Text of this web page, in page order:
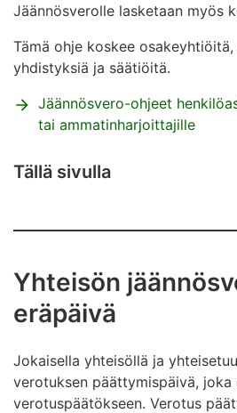
Jäännösverolle lasketaan myös
Tämä ohje koskee osakeyhtiöitä,
yhdistyksiä ja säätiöitä.
Jäännösvero-ohjeet
tai ammatinharjoittajille
Tällä sivulla
Yhteisön
eräpäivä
Jokaisella yhteisöllä ja
verotuksen päättymispäivä,
verotuspäätökseen. Verotus